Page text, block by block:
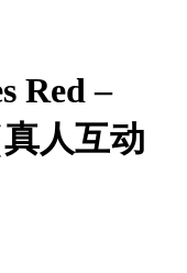
Red –
人互动